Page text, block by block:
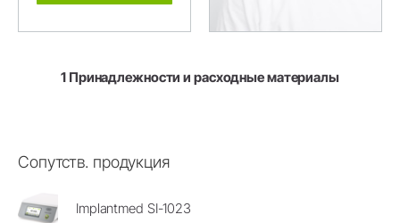
1 Принадлежности и расходные материалы
Сопутств. продукция
Implantmed SI-1023